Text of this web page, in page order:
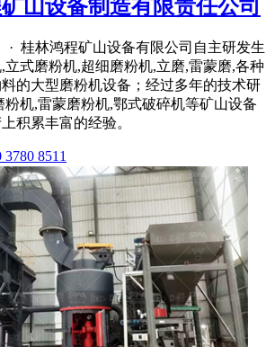
山设备制造有限责任公司
· 桂林鸿程矿山设备有限公司自主研发生
立式磨粉机,超细磨粉机,立磨,雷蒙磨,各种
的大型磨粉机设备；经过多年的技术研
粉机,雷蒙磨粉机,鄂式破碎机等矿山设备
积累丰富的经验。
8511